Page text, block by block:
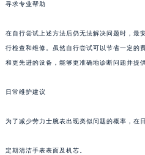
寻求专业帮助
在自行尝试上述方法后仍无法解决问题时，最
行检查和维修。虽然自行尝试可以节省一定的
和更先进的设备，能够更准确地诊断问题并提
日常维护建议
为了减少劳力士腕表出现类似问题的概率，在
定期清洁手表表面及机芯。